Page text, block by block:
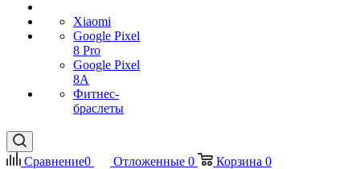
Xiaomi
Google Pixel
8 Pro
Google Pixel
8A
Фитнес-
браслеты
Сравнение0 Отложенные 0 Корзина 0